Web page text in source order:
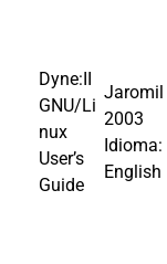
Dyne:II
GNU/Li
nux
User’s
Guide
Jaromil
2003
Idioma:
English